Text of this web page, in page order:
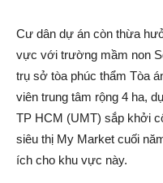
Cư dân dự án còn thừa
vực với trường mầm non
trụ sở tòa phúc thẩm Tòa
viên trung tâm rộng 4 ha,
TP HCM (UMT) sắp khởi
siêu thị My Market cuối
ích cho khu vực này.